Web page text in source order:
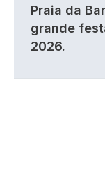
Praia da
grande
2026.